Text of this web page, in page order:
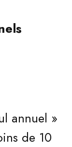
annuel »
de 10